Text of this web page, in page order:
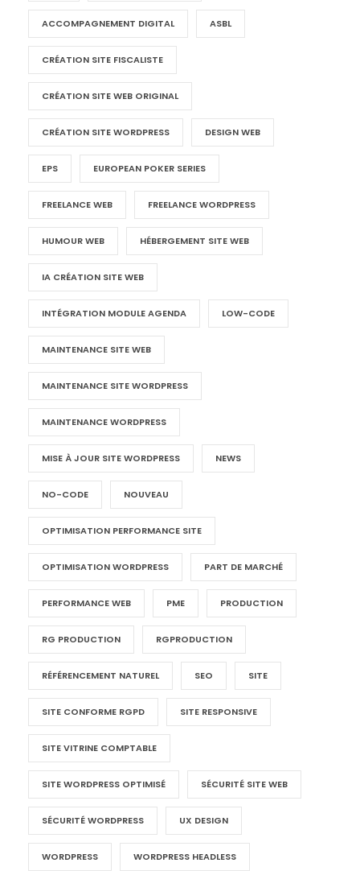
ACCOMPAGNEMENT DIGITAL ASBL
CRÉATION SITE FISCALISTE
CRÉATION SITE WEB ORIGINAL
CRÉATION SITE WORDPRESS DESIGN WEB
EPS EUROPEAN POKER SERIES
FREELANCE WEB FREELANCE WORDPRESS
HUMOUR WEB HÉBERGEMENT SITE WEB
IA CRÉATION SITE WEB
INTÉGRATION MODULE AGENDA LOW-CODE
MAINTENANCE SITE WEB
MAINTENANCE SITE WORDPRESS
MAINTENANCE WORDPRESS
MISE À JOUR SITE WORDPRESS NEWS
NO-CODE NOUVEAU
OPTIMISATION PERFORMANCE SITE
OPTIMISATION WORDPRESS PART DE MARCHÉ
PERFORMANCE WEB PME PRODUCTION
RG PRODUCTION RGPRODUCTION
RÉFÉRENCEMENT NATUREL SEO SITE
SITE CONFORME RGPD SITE RESPONSIVE
SITE VITRINE COMPTABLE
SITE WORDPRESS OPTIMISÉ SÉCURITÉ SITE WEB
SÉCURITÉ WORDPRESS UX DESIGN
WORDPRESS WORDPRESS HEADLESS